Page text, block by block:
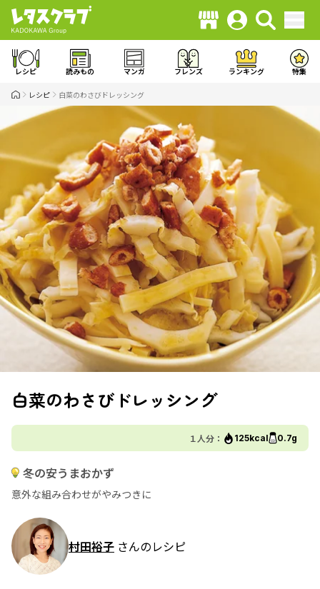
レシピ 読みもの マンガ フレンズ ランキング 特集
レシピ 白菜のわさびドレッシング
白菜のわさびドレッシング
１人分： 125kcal 0.7g
冬の安うまおかず
意外な組み合わせがやみつきに
村田裕子 さんのレシピ